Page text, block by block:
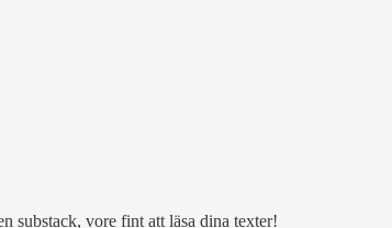
substack, vore fint att läsa dina texter!